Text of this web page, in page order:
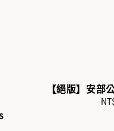
【絕版】安部